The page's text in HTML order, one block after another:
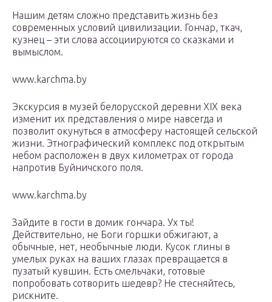
Нашим детям сложно представить жизнь без
современных условий цивилизации. Гончар, ткач,
кузнец – эти слова ассоциируются со сказками и
вымыслом.
www.karchma.by
Экскурсия в музей белорусской деревни XIX века
изменит их представления о мире навсегда и
позволит окунуться в атмосферу настоящей сельской
жизни. Этнографический комплекс под открытым
небом расположен в двух километрах от города
напротив Буйничского поля.
www.karchma.by
Зайдите в гости в домик гончара. Ух ты!
Действительно, не Боги горшки обжигают, а
обычные, нет, необычные люди. Кусок глины в
умелых руках на ваших глазах превращается в
пузатый кувшин. Есть смельчаки, готовые
попробовать сотворить шедевр? Не стесняйтесь,
рискните.